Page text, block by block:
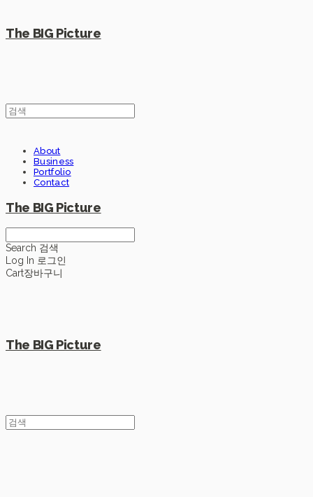
The BIG Picture
About
Business
Portfolio
Contact
The BIG Picture
Search 검색
Log In 로그인
Cart장바구니
The BIG Picture